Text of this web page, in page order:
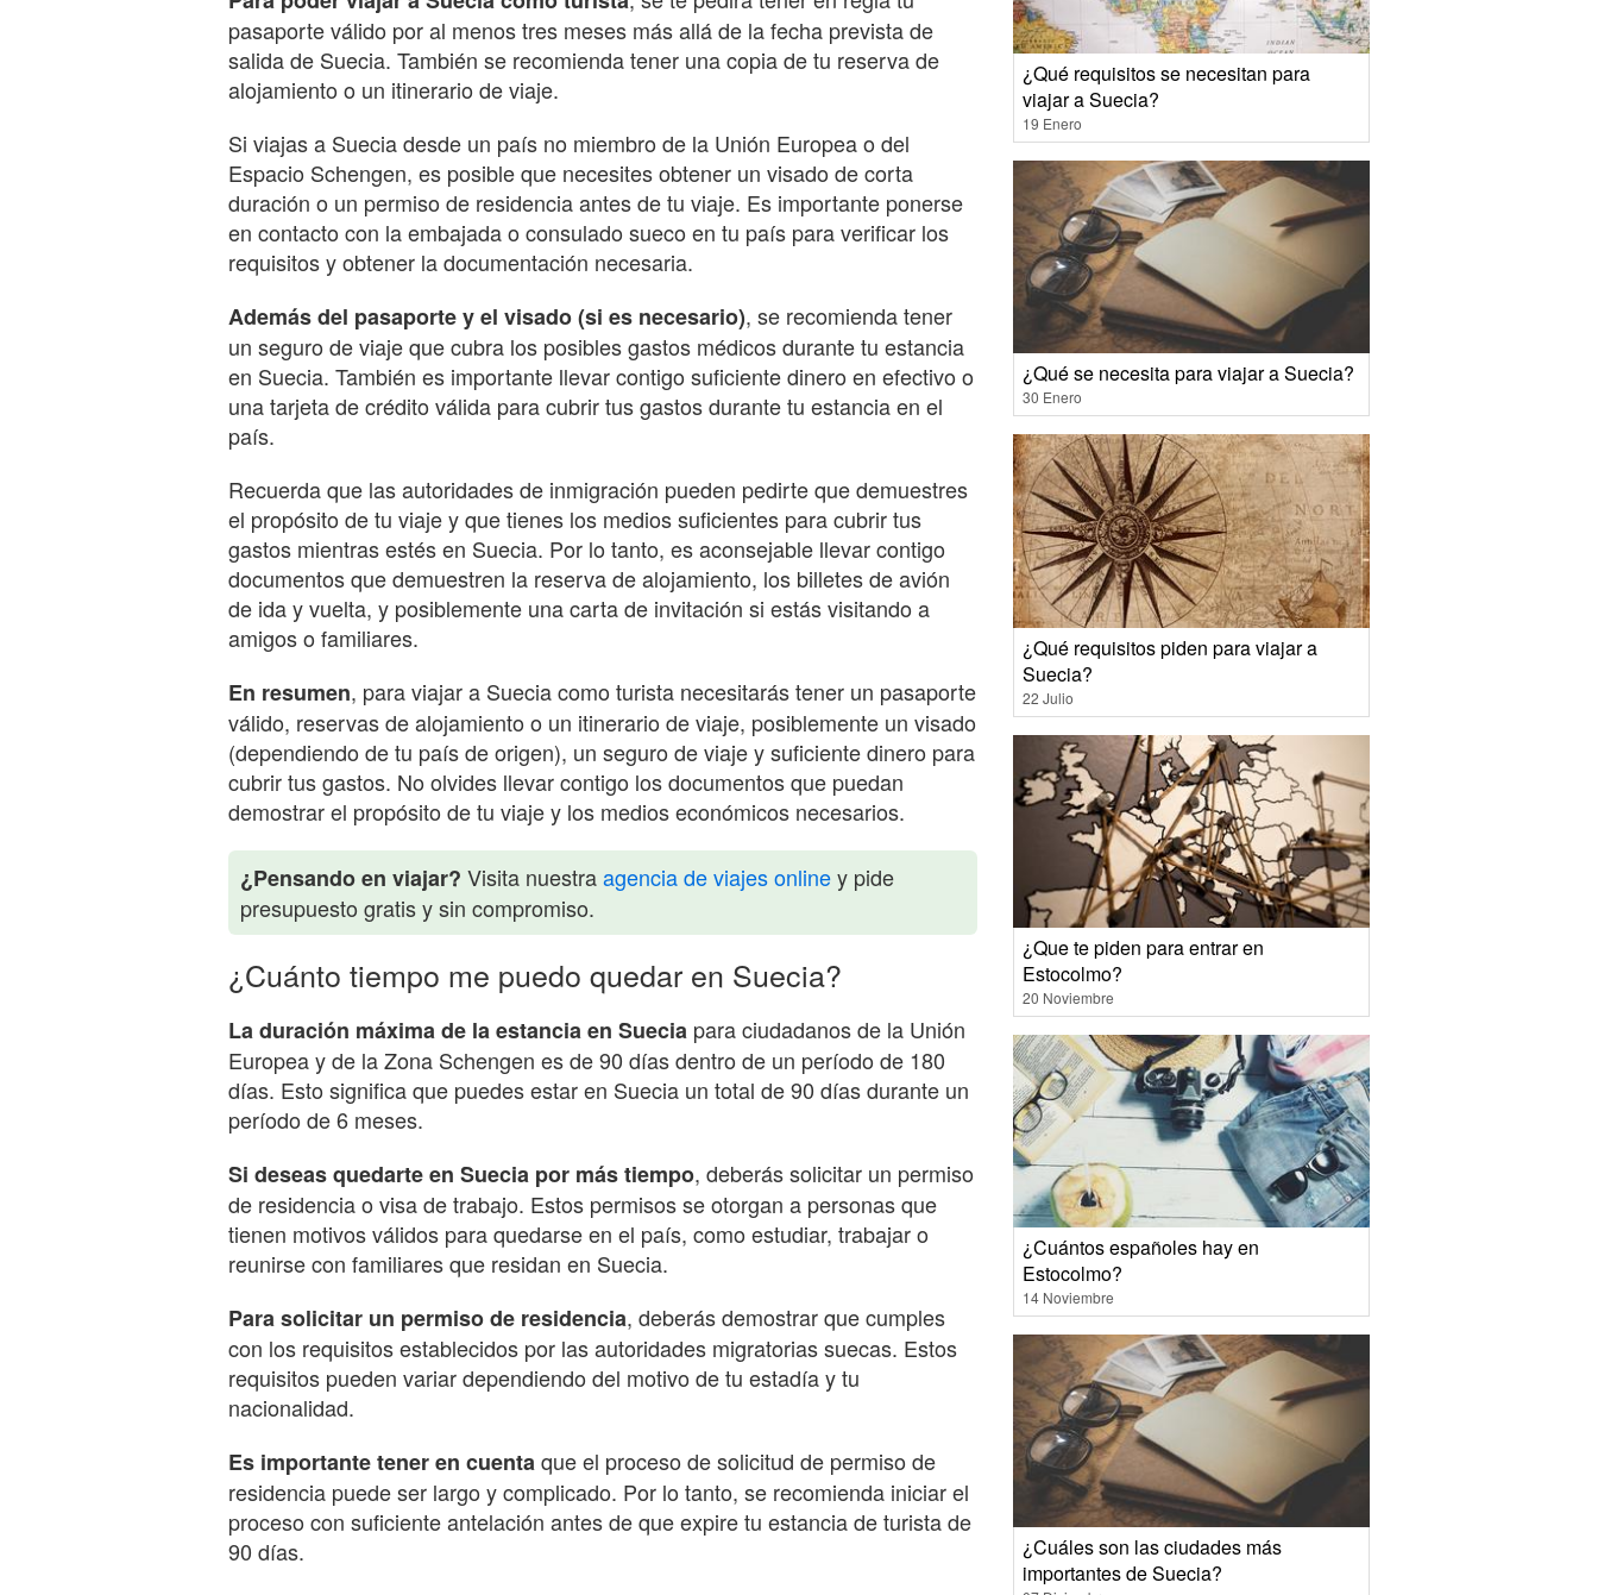
pasaporte válido por al menos tres meses más allá de la fecha prevista de
salida de Suecia. También se recomienda tener una copia de tu reserva de
alojamiento o un itinerario de viaje.
Si viajas a Suecia desde un país no miembro de la Unión Europea o del
Espacio Schengen, es posible que necesites obtener un visado de corta
duración o un permiso de residencia antes de tu viaje. Es importante ponerse
en contacto con la embajada o consulado sueco en tu país para verificar los
requisitos y obtener la documentación necesaria.
Además del pasaporte y el visado (si es necesario), se recomienda tener
un seguro de viaje que cubra los posibles gastos médicos durante tu estancia
en Suecia. También es importante llevar contigo suficiente dinero en efectivo o
una tarjeta de crédito válida para cubrir tus gastos durante tu estancia en el
país.
Recuerda que las autoridades de inmigración pueden pedirte que demuestres
el propósito de tu viaje y que tienes los medios suficientes para cubrir tus
gastos mientras estés en Suecia. Por lo tanto, es aconsejable llevar contigo
documentos que demuestren la reserva de alojamiento, los billetes de avión
de ida y vuelta, y posiblemente una carta de invitación si estás visitando a
amigos o familiares.
En resumen, para viajar a Suecia como turista necesitarás tener un pasaporte
válido, reservas de alojamiento o un itinerario de viaje, posiblemente un visado
(dependiendo de tu país de origen), un seguro de viaje y suficiente dinero para
cubrir tus gastos. No olvides llevar contigo los documentos que puedan
demostrar el propósito de tu viaje y los medios económicos necesarios.
¿Pensando en viajar? Visita nuestraagencia de viajes onliney pide
presupuesto gratis y sin compromiso.
¿Cuánto tiempo me puedo quedar en Suecia?
La duración máxima de la estancia en Suecia para ciudadanos de la Unión
Europea y de la Zona Schengen es de 90 días dentro de un período de 180
días. Esto significa que puedes estar en Suecia un total de 90 días durante un
período de 6 meses.
Si deseas quedarte en Suecia por más tiempo, deberás solicitar un permiso
de residencia o visa de trabajo. Estos permisos se otorgan a personas que
tienen motivos válidos para quedarse en el país, como estudiar, trabajar o
reunirse con familiares que residan en Suecia.
Para solicitar un permiso de residencia, deberás demostrar que cumples
con los requisitos establecidos por las autoridades migratorias suecas. Estos
requisitos pueden variar dependiendo del motivo de tu estadía y tu
nacionalidad.
Es importante tener en cuentaque el proceso de solicitud de permiso de
residencia puede ser largo y complicado. Por lo tanto, se recomienda iniciar el
proceso con suficiente antelación antes de que expire tu estancia de turista de
90 días.
¿Qué requisitos se necesitan para
viajar a Suecia?
19 Enero
¿Qué se necesita para viajar a Suecia?
30 Enero
¿Qué requisitos piden para viajar a
Suecia?
22 Julio
¿Que te piden para entrar en
Estocolmo?
20 Noviembre
¿Cuántos españoles hay en
Estocolmo?
14 Noviembre
¿Cuáles son las ciudades más
importantes de Suecia?